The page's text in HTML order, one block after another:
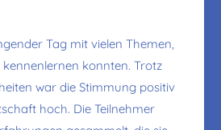
Tag mit vielen Themen,
kennenlernen konnten. Trotz
war die Stimmung positiv
hoch. Die Teilnehmer